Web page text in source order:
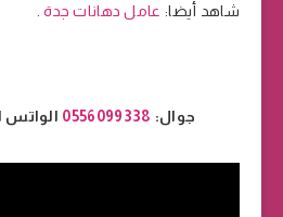
شاهد أيضا: عامل دهانات جدة.
جوال: 0556099338 الواتس